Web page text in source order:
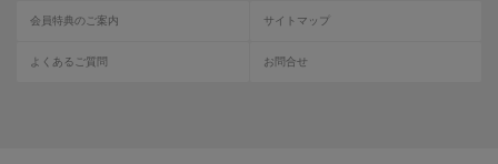
会員特典のご案内 サイトマップ
よくあるご質問 お問合せ